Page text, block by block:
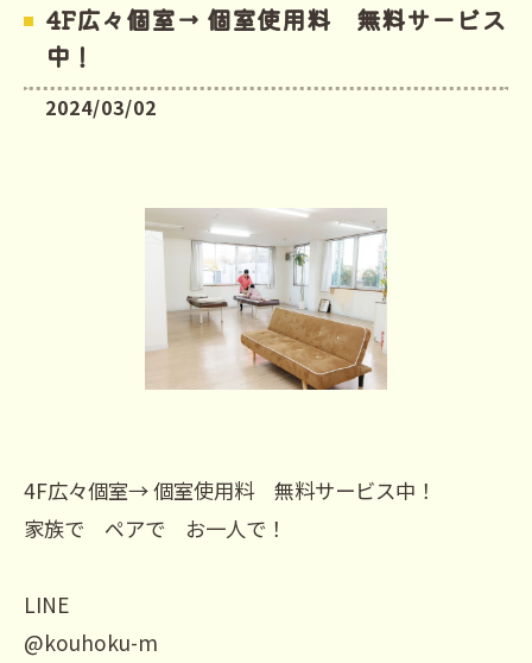
4F広々個室→ 個室使用料 無料サービス
中！
2024/03/02
4F広々個室→ 個室使用料 無料サービス中！
家族で ペアで お一人で！
LINE
@kouhoku-m